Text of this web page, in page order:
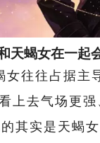
天蝎女在一起
女往往占据主
上去气场更
其实是天蝎